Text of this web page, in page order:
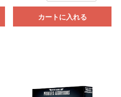
カートに入れる